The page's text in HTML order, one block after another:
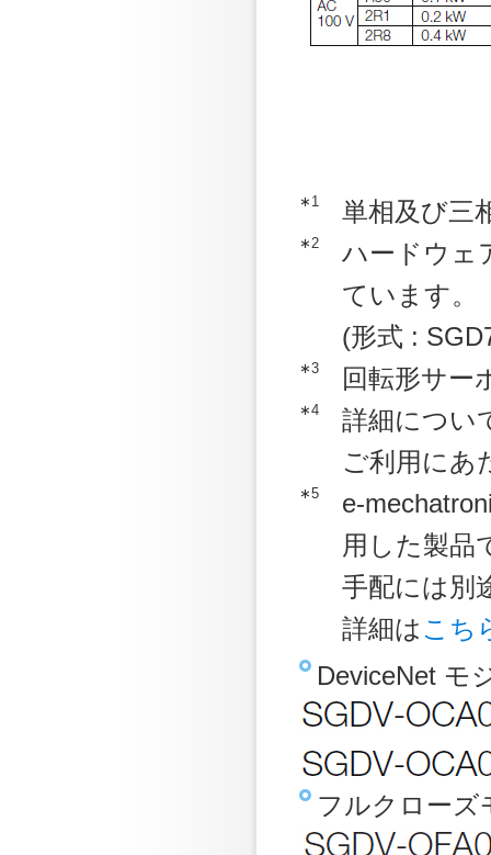
∗1 単相及び三
∗2
ハードウェ
ています。
(形式 :
∗3 回転形サー
∗4
詳細につい
ご利用にあ
∗5
e-
用した製品
手配には別
詳細はこち
DeviceNet モ
フルクローズ